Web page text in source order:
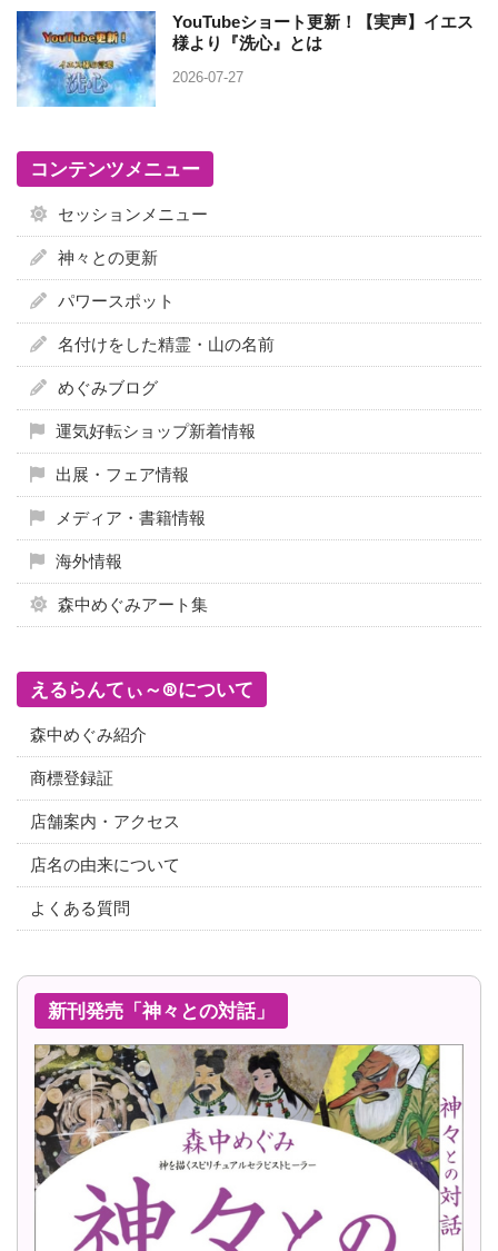
YouTubeショート更新！【実声】イエス
様より『洗心』とは
2026-07-27
コンテンツメニュー
セッションメニュー
神々との更新
パワースポット
名付けをした精霊・山の名前
めぐみブログ
運気好転ショップ新着情報
出展・フェア情報
メディア・書籍情報
海外情報
森中めぐみアート集
えるらんてぃ～®について
森中めぐみ紹介
商標登録証
店舗案内・アクセス
店名の由来について
よくある質問
新刊発売「神々との対話」